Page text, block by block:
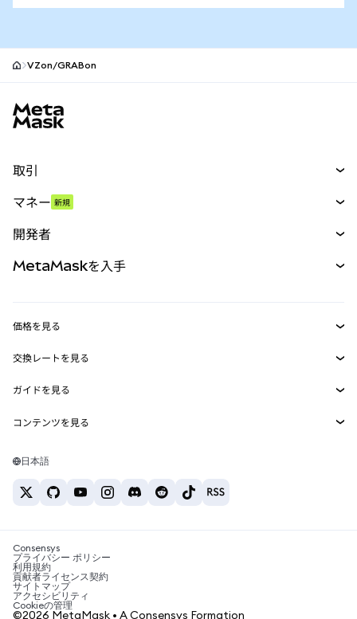
VZon/GRABon
取引
パーペチュアル
RWA
マネー 新規
開発者
MetaMask Connect
Snaps
Web3サービス
MetaMaskを入手
セキュリティ
サポート
キャリア
お問い合わせ
価格を見る
イーサリアムの価格
Solanaの価格
Tetherの価格
交換レートを見る
ETH→USD
USDT→INR
BTC→INR
ETH→USDT
ガイドを見る
ETHの購入
USDTの購入
SHIBの購入
BNBの購入
コンテンツを見る
Solanaウォレット
税制関連ニュース
暗号資産の購入方法は？
ビットコインを売るには？
日本語
Consensys
プライバシー ポリシー
利用規約
貢献者ライセンス契約
サイトマップ
アクセシビリティ
Cookieの管理
©2026 MetaMask • A Consensys Formation